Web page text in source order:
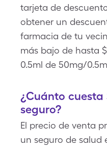
tarjeta de
obtener un
farmacia de tu
más bajo de hasta
0.5ml de 50mg/
¿Cuánto cuesta
seguro?
El precio de venta
un seguro de salud